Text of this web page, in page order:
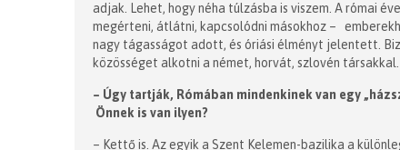
adjak. Lehet, hogy néha túlzásba is viszem. A római
megérteni, átlátni, kapcsolódni másokhoz –
nagy tágasságot adott, és óriási élményt jelentett.
közösséget alkotni a német, horvát, szlovén társakkal.
– Úgy tartják, Rómában mindenkinek van egy
Önnek is van ilyen?
– Kettő is. Az egyik a Szent Kelemen-bazilika a